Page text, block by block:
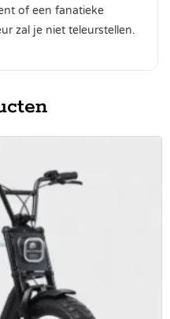
of een fanatieke
zal je niet teleurstellen.